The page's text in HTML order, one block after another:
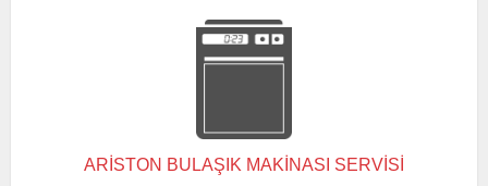
ARISTON BULAŞIK MAKINASI SERVISI